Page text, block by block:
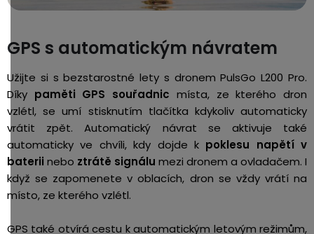
GPS s automatickým návratem
Užijte si s bezstarostné lety s dronem PulsGo L200 Pro.
Díky paměti GPS souřadnic místa, ze kterého dron
vzlétl, se umí stisknutím tlačítka kdykoliv automaticky
vrátit zpět.Automatický návrat se aktivuje také
automaticky ve chvíli, kdy dojde k poklesu napětí v
baterii nebo ztrátě signálu mezi dronem a ovladačem. I
když se zapomenete v oblacích, dron se vždy vrátí na
místo, ze kterého vzlétl.
GPS také otvírá cestu k automatickým letovým režimům,